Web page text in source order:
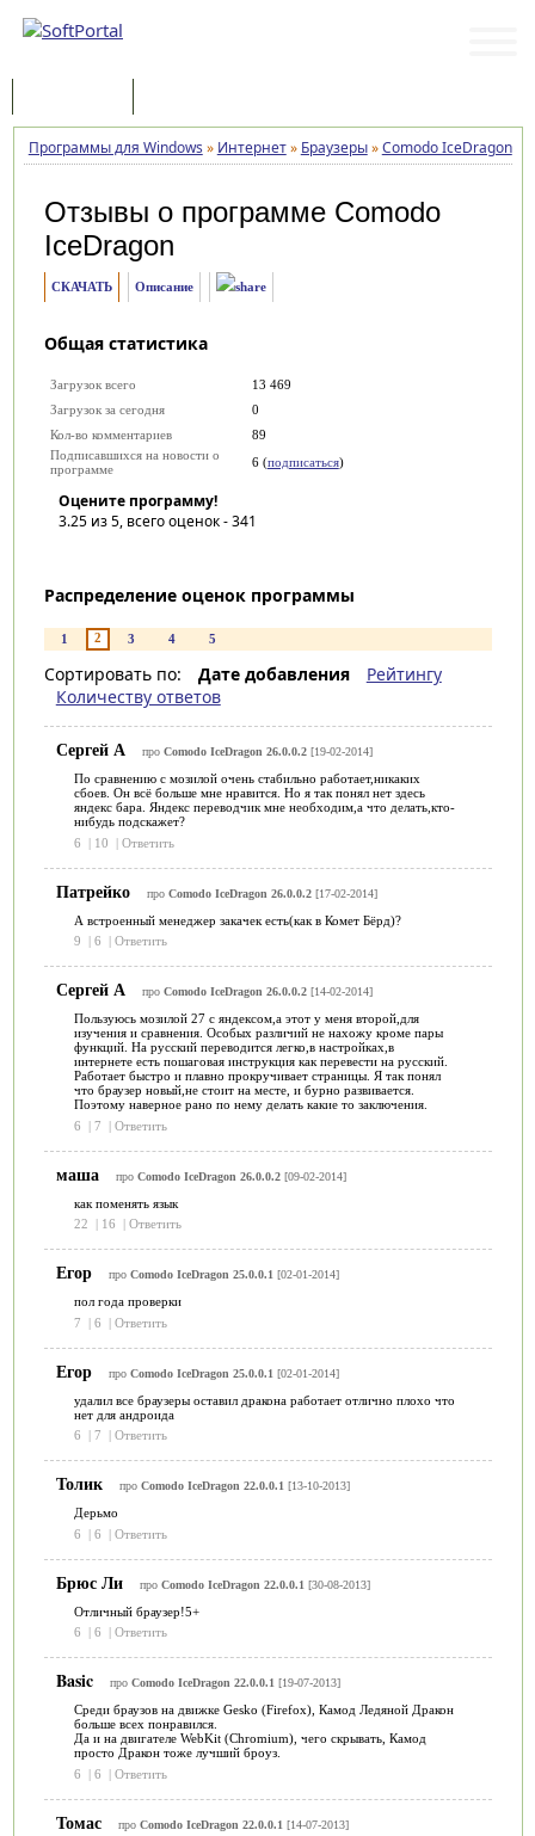
Программы для Windows » Интернет» Браузеры»Comodo IceDragon
Отзывы о программе Comodo
IceDragon
СКАЧАТЬ Описание
Общая статистика
Загрузок всего
13 469
Загрузок за сегодня
0
Кол-во комментариев
89
Подписавшихся на новости о
программе
6 (подписаться)
Оцените программу!
3.25из 5, всего оценок -341
Распределение оценок программы
1 2 3 4 5
Сортировать по: Дате добавления
Рейтингу
Количеству ответов
Сергей А про Comodo IceDragon 26.0.0.2[19-02-2014]
По сравнению с мозилой очень стабильно работает,никаких
сбоев. Он всё больше мне нравится. Но я так понял нет здесь
яндекс бара. Яндекс переводчик мне необходим,а что делать,кто-
нибудь подскажет?
6
| 10 | Ответить
Патрейко про Comodo IceDragon 26.0.0.2[17-02-2014]
А встроенный менеджер закачек есть(как в Комет Бёрд)?
9
| 6 | Ответить
Сергей А про Comodo IceDragon 26.0.0.2[14-02-2014]
Пользуюсь мозилой 27 с яндексом,а этот у меня второй,для
изучения и сравнения. Особых различий не нахожу кроме пары
функций. На русский переводится легко,в настройках,в
интернете есть пошаговая инструкция как перевести на русский.
Работает быстро и плавно прокручивает страницы. Я так понял
что браузер новый,не стоит на месте, и бурно развивается.
Поэтому наверное рано по нему делать какие то заключения.
6
| 7 | Ответить
маша про Comodo IceDragon 26.0.0.2[09-02-2014]
как поменять язык
22
| 16 | Ответить
Егор про Comodo IceDragon 25.0.0.1 [02-01-2014]
пол года проверки
7
| 6 | Ответить
Егор про Comodo IceDragon 25.0.0.1 [02-01-2014]
удалил все браузеры оставил дракона работает отлично плохо что
нет для андроида
6
| 7 | Ответить
Толик про Comodo IceDragon 22.0.0.1 [13-10-2013]
Дерьмо
6
| 6 | Ответить
Брюс Ли про Comodo IceDragon 22.0.0.1 [30-08-2013]
Отличный браузер!5+
6
| 6 | Ответить
Basic про Comodo IceDragon 22.0.0.1 [19-07-2013]
Среди браузов на движке Gesko (Firefox), Камод Ледяной Дракон
больше всех понравился.
Да и на двигателе WebKit (Chromium), чего скрывать, Камод
просто Дракон тоже лучший броуз.
6
| 6 | Ответить
Томас про Comodo IceDragon 22.0.0.1 [14-07-2013]